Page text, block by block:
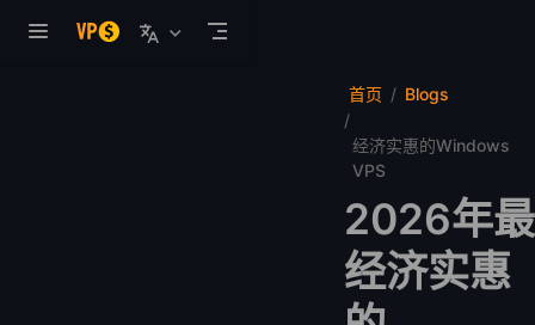
首页 Blogs
经济实惠的Windows
VPS
2026年最
经济实惠